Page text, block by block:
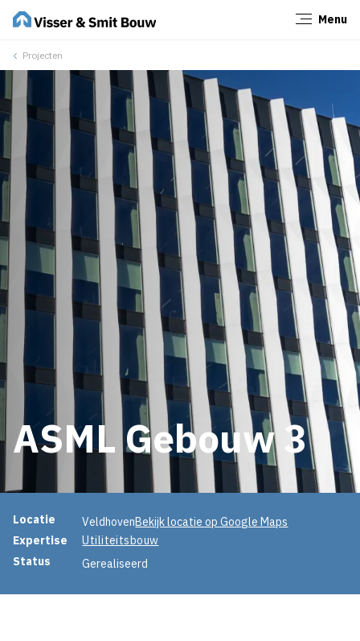
Menu
Projecten
ASML Gebouw 3
Projectinformatie
Locatie VeldhovenBekijk locatie op Google Maps
Expertise
Utiliteitsbouw
Status
Gerealiseerd
Sluiten